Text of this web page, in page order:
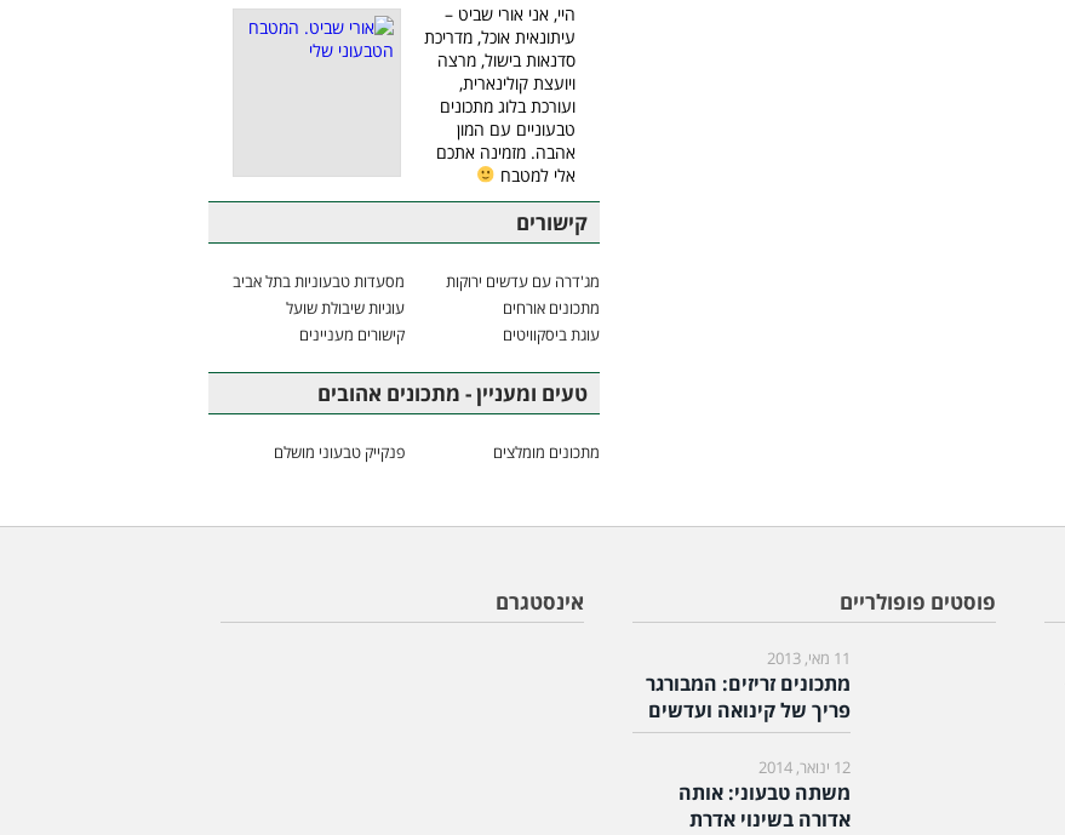
היי, אני אורי שביט –
עיתונאית אוכל, מדריכת
סדנאות בישול, מרצה
ויועצת קולינארית,
ועורכת בלוג מתכונים
טבעוניים עם המון
אהבה. מזמינה אתכם
אלי למטבח
קישורים
מג'דרה עם עדשים ירוקות
מסעדות טבעוניות בתל אביב
מתכונים אורחים
עוגיות שיבולת שועל
עוגת ביסקוויטים
קישורים מעניינים
טעים ומעניין - מתכונים אהובים
מתכונים מומלצים פנקייק טבעוני מושלם
פוסטים פופולריים
11 מאי, 2013
מתכונים זריזים: המבורגר
פריך של קינואה ועדשים
12 ינואר, 2014
משתה טבעוני: אותה
אדורה בשינוי אדרת
אינסטגרם